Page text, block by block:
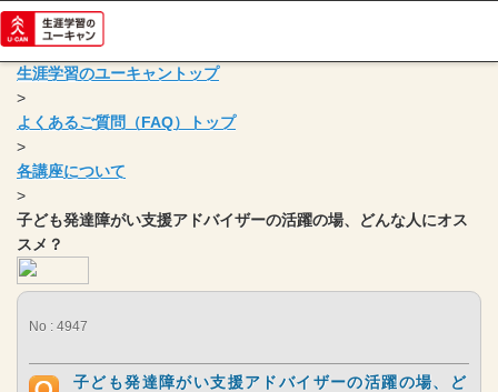
生涯学習のユーキャントップ
>
よくあるご質問（FAQ）トップ
>
各講座について
>
子ども発達障がい支援アドバイザーの活躍の場、どんな人にオス
スメ？
No : 4947
子ども発達障がい支援アドバイザーの活躍の場、ど